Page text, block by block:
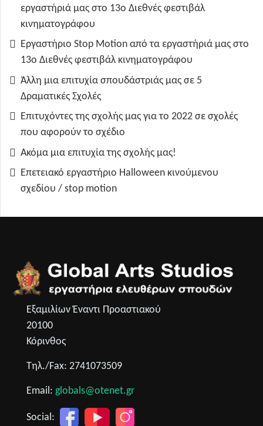
εργαστήριά μας στο 13ο Διεθνές φεστιβάλ
κινηματογράφου
Εργαστήριο Stop Motion από τα εργαστήριά μας στο
13ο Διεθνές φεστιβάλ κινηματογράφου
Άλλη μια επιτυχία σπουδάστριάς μας σε 5
Δραματικές Σχολές
Επιτυχόντες της σχολής μας για το 2022 σε σχολές
που αφορούν το σχέδιο
Ακόμα μια επιτυχία της σχολής μας!
Επετειακό εργαστήριο Halloween κινούμενου
σχεδίου / stop motion
Εξαμιλίων Έναντι Προαστιακού
20100
Κόρινθος
Τηλ./Fax: 2741073509
Email: globals@otenet.gr
Social: